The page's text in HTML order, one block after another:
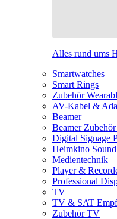
Alles rund ums
Smartwatches
Smart Rings
Zubehör
AV-Kabel &
Beamer
Beamer
Digital Signage
Heimkino Sound
Medientechnik
Player &
Professional
TV
TV & SAT
Zubehör TV